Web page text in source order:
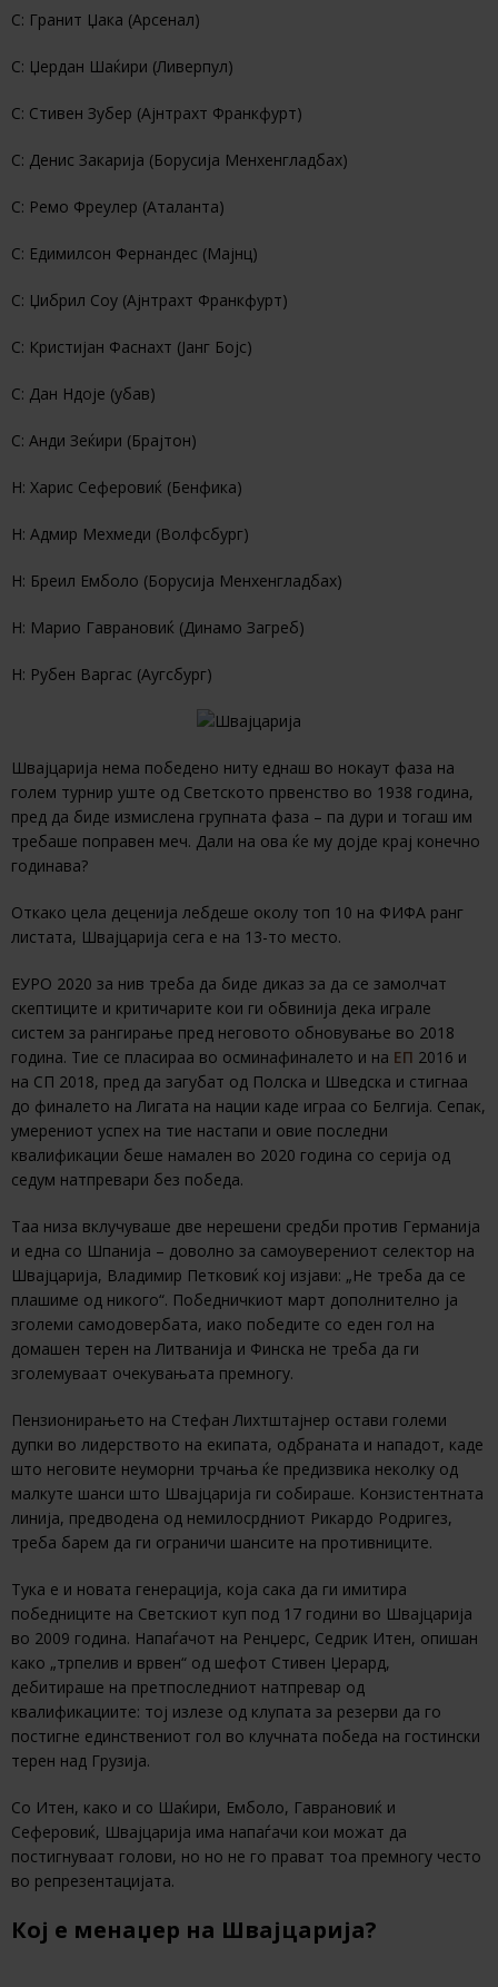
С: Гранит Џака (Арсенал)
С: Џердан Шаќири (Ливерпул)
С: Стивен Зубер (Ајнтрахт Франкфурт)
С: Денис Закарија (Борусија Менхенгладбах)
С: Ремо Фреулер (Аталанта)
С: Едимилсон Фернандес (Мајнц)
С: Џибрил Соу (Ајнтрахт Франкфурт)
С: Кристијан Фаснахт (Јанг Бојс)
С: Дан Ндоје (убав)
С: Анди Зеќири (Брајтон)
Н: Харис Сеферовиќ (Бенфика)
Н: Адмир Мехмеди (Волфсбург)
Н: Бреил Емболо (Борусија Менхенгладбах)
Н: Марио Гаврановиќ (Динамо Загреб)
Н: Рубен Варгас (Аугсбург)
Швајцарија нема победено ниту еднаш во нокаут фаза на
голем турнир уште од Светското првенство во 1938 година,
пред да биде измислена групната фаза – па дури и тогаш им
требаше поправен меч. Дали на ова ќе му дојде крај конечно
годинава?
Откако цела деценија лебдеше околу топ 10 на ФИФА ранг
листата, Швајцарија сега е на 13-то место.
ЕУРО 2020 за нив треба да биде диказ за да се замолчат
скептиците и критичарите кои ги обвинија дека играле
систем за рангирање пред неговото обновување во 2018
година. Тие се пласираа во осминафиналето и на ЕП 2016 и
на СП 2018, пред да загубат од Полска и Шведска и стигнаа
до финалето на Лигата на нации каде играа со Белгија. Сепак,
умерениот успех на тие настапи и овие последни
квалификации беше намален во 2020 година со серија од
седум натпревари без победа.
Таа низа вклучуваше две нерешени средби против Германија
и една со Шпанија – доволно за самоуверениот селектор на
Швајцарија, Владимир Петковиќ кој изјави: „Не треба да се
плашиме од никого“. Победничкиот март дополнително ја
зголеми самодовербата, иако победите со еден гол на
домашен терен на Литванија и Финска не треба да ги
зголемуваат очекувањата премногу.
Пензионирањето на Стефан Лихтштајнер остави големи
дупки во лидерството на екипата, одбраната и нападот, каде
што неговите неуморни трчања ќе предизвика неколку од
малкуте шанси што Швајцарија ги собираше. Конзистентната
линија, предводена од немилосрдниот Рикардо Родригез,
треба барем да ги ограничи шансите на противниците.
Тука е и новата генерација, која сака да ги имитира
победниците на Светскиот куп под 17 години во Швајцарија
во 2009 година. Напаѓачот на Ренџерс, Седрик Итен, опишан
како „трпелив и врвен“ од шефот Стивен Џерард,
дебитираше на претпоследниот натпревар од
квалификациите: тој излезе од клупата за резерви да го
постигне единствениот гол во клучната победа на гостински
терен над Грузија.
Со Итен, како и со Шаќири, Емболо, Гаврановиќ и
Сеферовиќ, Швајцарија има напаѓачи кои можат да
постигнуваат голови, но но не го прават тоа премногу често
во репрезентацијата.
Кој е менаџер на Швајцарија?